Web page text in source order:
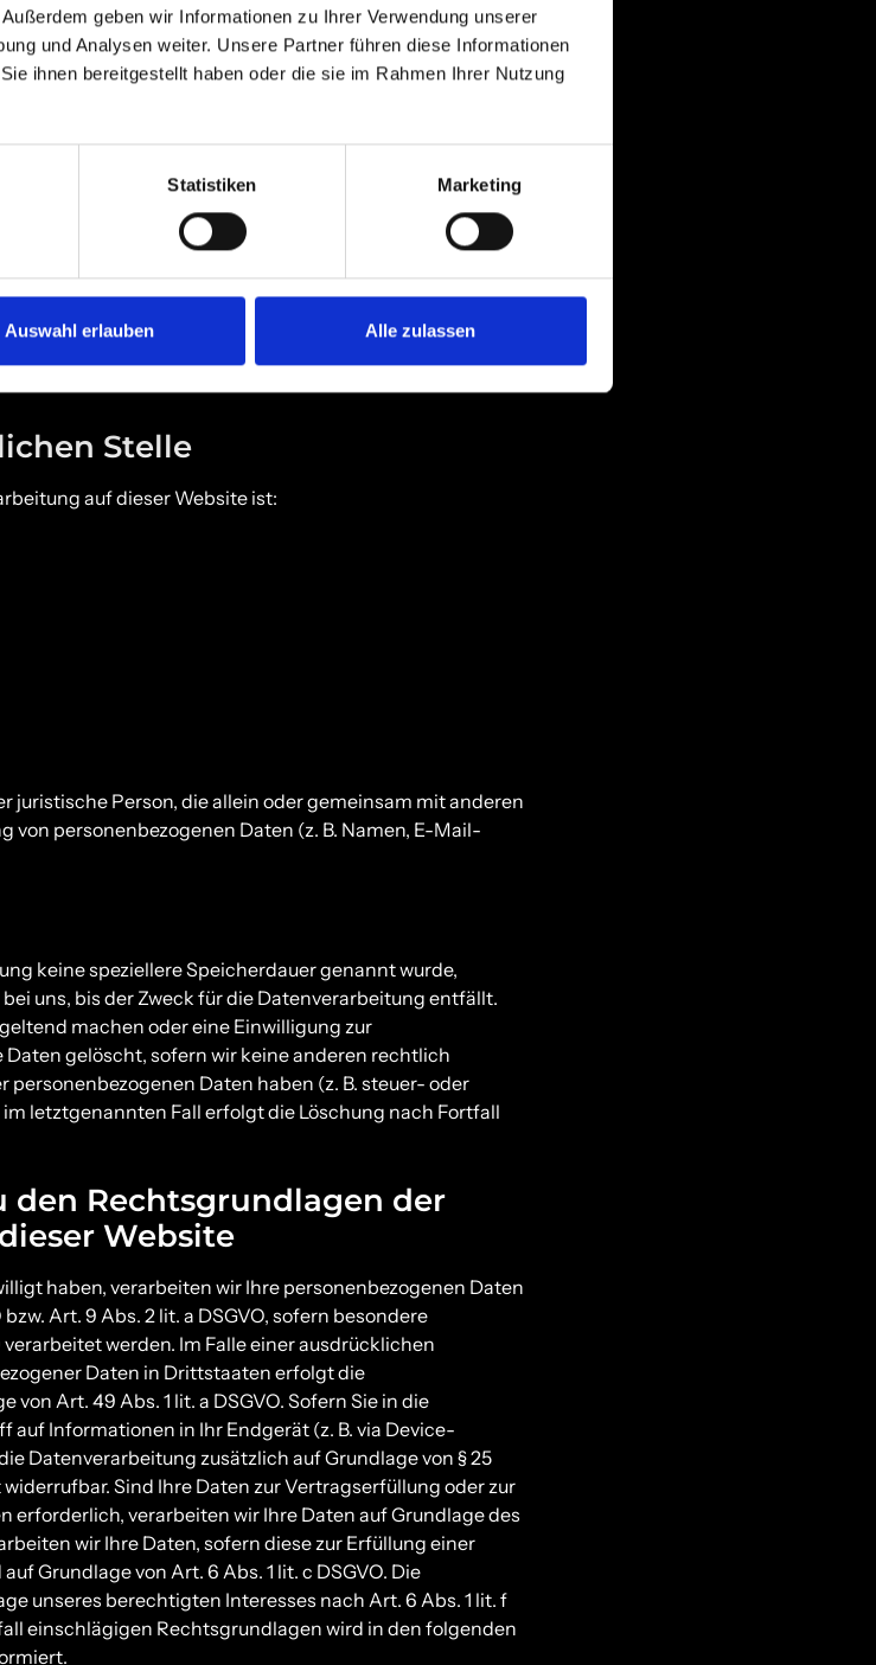
geben wir Informationen zu Ihrer Verwendung unserer
und Analysen weiter. Unsere Partner führen diese Informationen
ihnen bereitgestellt haben oder die sie im Rahmen Ihrer Nutzung
Statistiken Marketing
Auswahl erlauben Alle zulassen
Ihrer persönlichen Daten sehr ernst. Wir behandeln Ihre
personenbezogene Daten erhoben.
Sie persönlich identifiziert werden können. Die
welche Daten wir erheben und wofür wir sie nutzen. Sie
geschieht.
im Internet (z. B. bei der Kommunikation per E-Mail)
Schutz der Daten vor dem Zugriff durch Dritte ist
Stelle
auf dieser Website ist:
juristische Person, die allein oder gemeinsam mit anderen
von personenbezogenen Daten (z. B. Namen, E-Mail-
keine speziellere Speicherdauer genannt wurde,
uns, bis der Zweck für die Datenverarbeitung entfällt.
machen oder eine Einwilligung zur
gelöscht, sofern wir keine anderen rechtlich
Daten haben (z. B. steuer- oder
letztgenannten Fall erfolgt die Löschung nach Fortfall
den Rechtsgrundlagen der
Website
haben, verarbeiten wir Ihre personenbezogenen Daten
Art. 9 Abs. 2 lit. a DSGVO, sofern besondere
werden. Im Falle einer ausdrücklichen
Daten in Drittstaaten erfolgt die
Art. 49 Abs. 1 lit. a DSGVO. Sofern Sie in die
auf Informationen in Ihr Endgerät (z. B. via Device-
Datenverarbeitung zusätzlich auf Grundlage von § 25
Sind Ihre Daten zur Vertragserfüllung oder zur
verarbeiten wir Ihre Daten auf Grundlage des
wir Ihre Daten, sofern diese zur Erfüllung einer
Grundlage von Art. 6 Abs. 1 lit. c DSGVO. Die
unseres berechtigten Interesses nach Art. 6 Abs. 1 lit. f
einschlägigen Rechtsgrundlagen wird in den folgenden